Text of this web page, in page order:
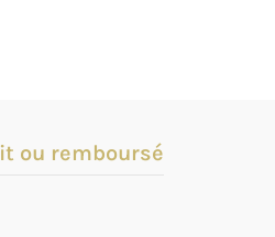
ou remboursé